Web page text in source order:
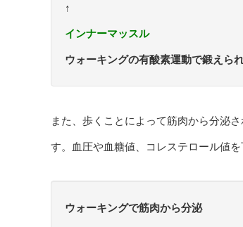
↑
インナーマッスル
ウォーキングの有酸素運動で鍛えら
また、歩くことによって筋肉から分泌さ
す。血圧や血糖値、コレステロール値
ウォーキングで筋肉から分泌